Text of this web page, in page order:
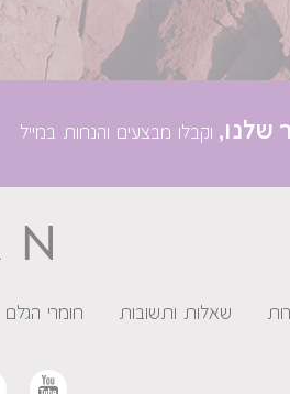
שלנו, וקבלו מבצעים והנחות במייל
שאלות ותשובות חומרי הגלם